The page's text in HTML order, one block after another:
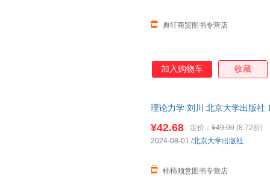
典轩商贸图书专营店
加入购物车 收藏
理论力学 刘川 北京大学出版社
¥42.68 定价： ¥49.00 (8.72折)
柿柿顺意图书专营店
2024-08-01 /北京大学出版社